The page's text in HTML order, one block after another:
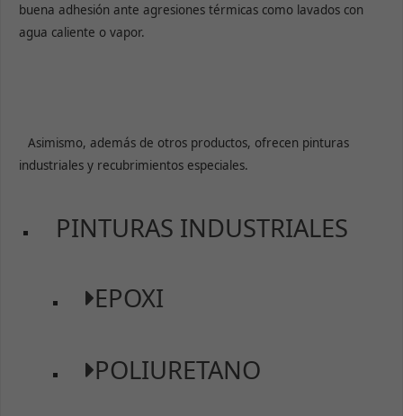
buena adhesión ante agresiones térmicas como lavados con
agua caliente o vapor.
Asimismo, además de otros productos, ofrecen pinturas
industriales y recubrimientos especiales.
PINTURAS INDUSTRIALES
EPOXI
POLIURETANO